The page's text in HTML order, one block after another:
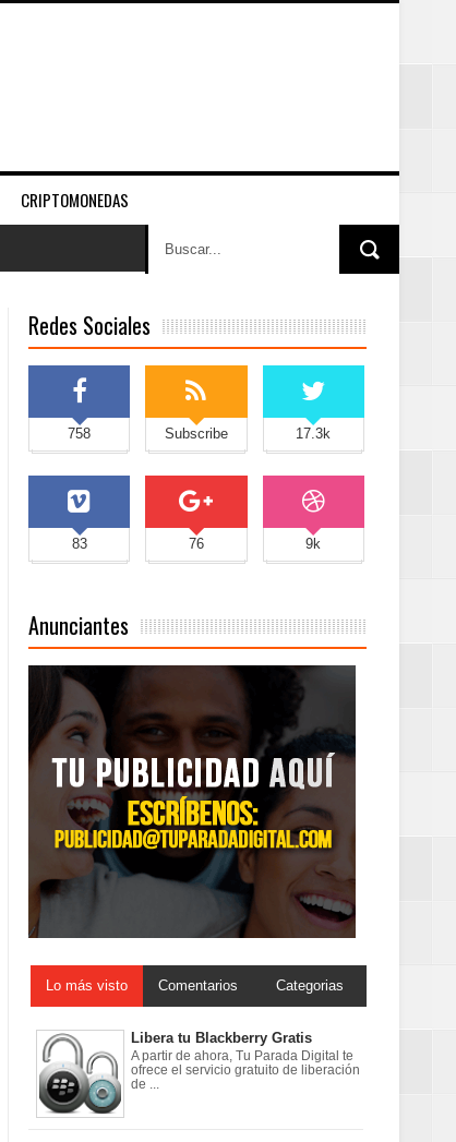
CRIPTOMONEDAS
Redes Sociales
758 Subscribe 17.3k
83 76 9k
Anunciantes
Lo más visto Comentarios Categorias
Libera tu Blackberry Gratis
A partir de ahora, Tu Parada Digital te
ofrece el servicio gratuito de liberación
de ...